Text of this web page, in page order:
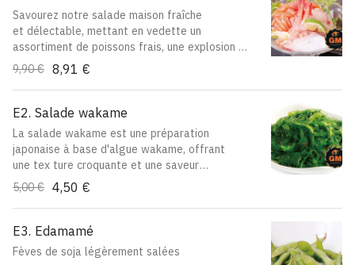
Savourez notre salade maison fraîche
et délectable, mettant en vedette un
assortiment de poissons frais, une explosion
de saveurs marines à chaque bouchée
9,90 € 8,91 €
E2. Salade wakame
La salade wakame est une préparation
japonaise à base d'algue wakame, offrant
une tex ture croquante et une saveur
parfumé à l’huile de sésame
5,00 € 4,50 €
E3. Edamamé
Fèves de soja légèrement salées